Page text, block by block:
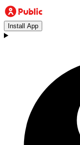
Install App